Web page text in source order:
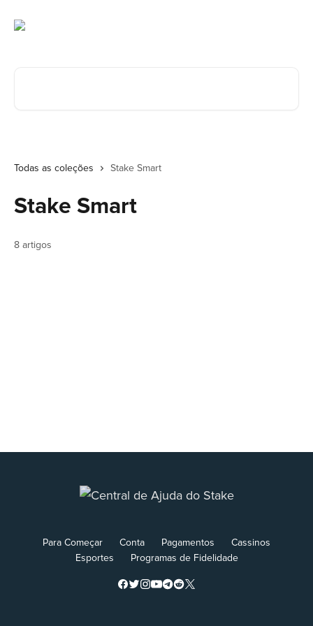
Todas as coleções Stake Smart
Stake Smart
8 artigos
Para Começar Conta Pagamentos
Cassinos
Esportes
Programas de Fidelidade